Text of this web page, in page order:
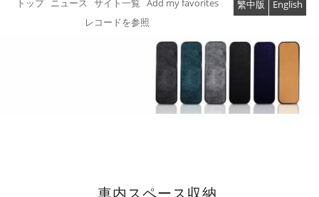
トップ ニュース サイト一覧 Add my favorites 繁中版
English
レコードを参照
車内スペース収納